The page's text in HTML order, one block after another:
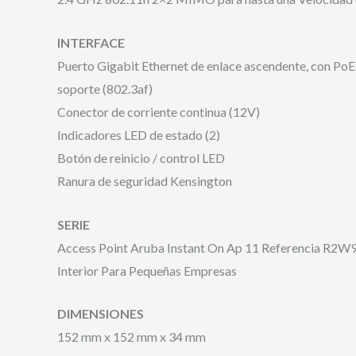
INTERFACE
Puerto Gigabit Ethernet de enlace ascendente, con
soporte (802.3af)
Conector de corriente continua (12V)
Indicadores LED de estado (2)
Botón de reinicio / control LED
Ranura de seguridad Kensington
SERIE
Access Point Aruba Instant On Ap 11 Referencia
Interior Para Pequeñas Empresas
DIMENSIONES
152 mm x 152 mm x 34 mm